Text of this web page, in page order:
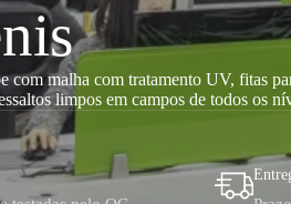
com malha com tratamento UV, fitas
limpos em campos de todos os